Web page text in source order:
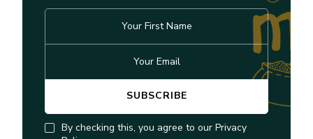
By checking this, you agree to our Privacy